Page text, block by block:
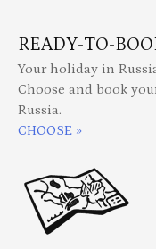
READY-TO-
Your holiday in
Choose and book
Russia.
CHOOSE »